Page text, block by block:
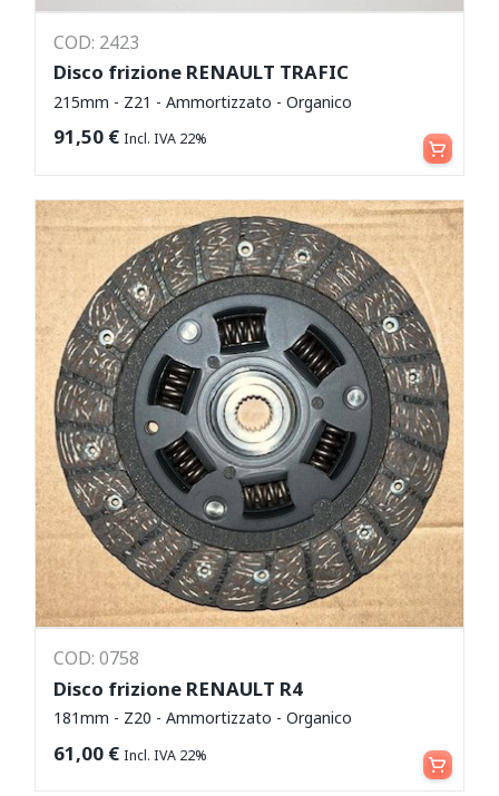
COD: 2423
Disco frizione RENAULT TRAFIC
215mm - Z21 - Ammortizzato - Organico
91,50 € Incl. IVA 22% Aggiungi al carrello
COD: 0758
Disco frizione RENAULT R4
181mm - Z20 - Ammortizzato - Organico
61,00 € Incl. IVA 22% Aggiungi al carrello